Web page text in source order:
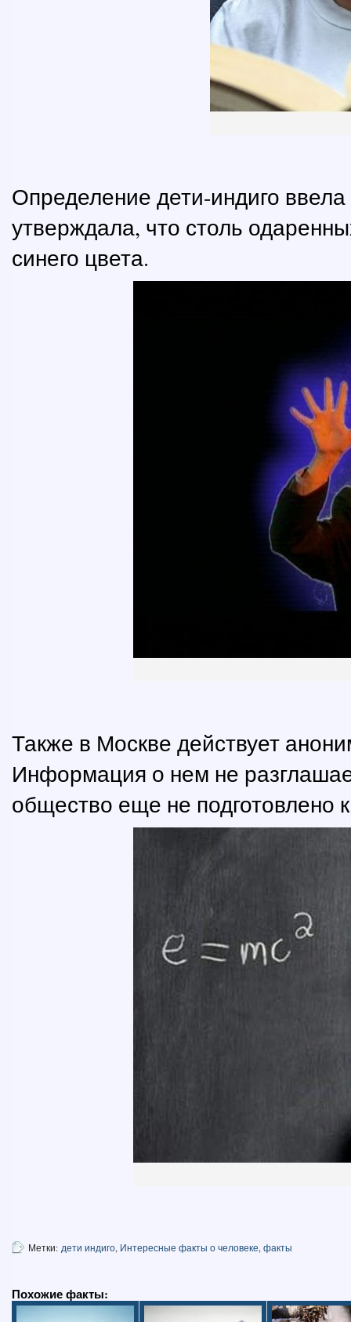
Определение дети-индиго
утверждала, что столь
синего цвета.
Также в Москве действует
Информация о нем не
общество еще не подготовлено
Метки: дети индиго, Интересные факты о человеке, факты
Похожие факты: